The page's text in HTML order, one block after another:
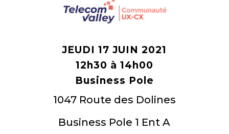
JEUDI 17 JUIN 2021
12h30 à 14h00
Business Pole
1047 Route des Dolines
Business Pole 1 Ent A